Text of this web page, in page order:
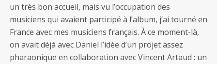
un très bon accueil, mais vu l’occupation des
musiciens qui avaient participé à l’album, j’ai tourné en
France avec mes musiciens français. À ce moment-là,
on avait déjà avec Daniel l’idée d’un projet assez
pharaonique en collaboration avec Vincent Artaud : un